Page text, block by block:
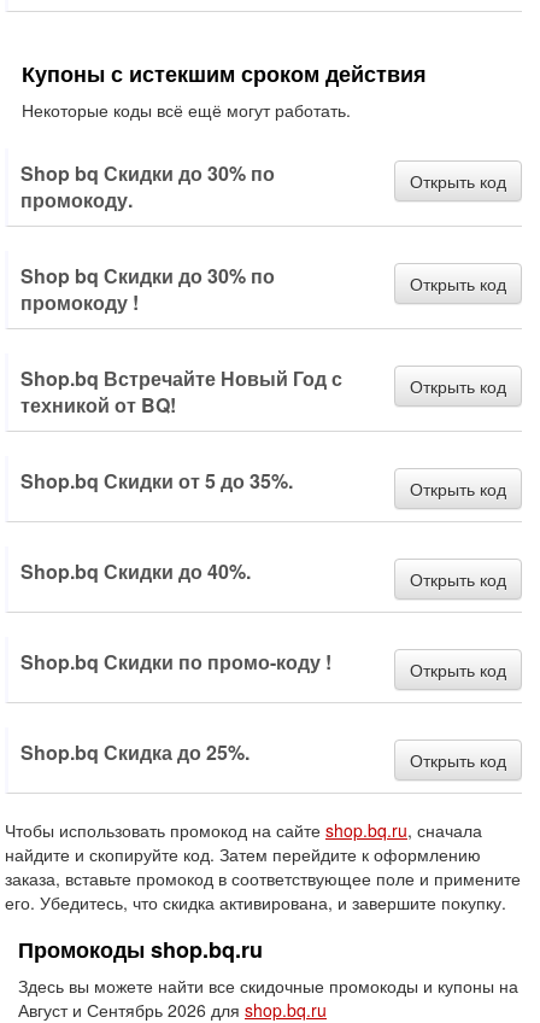
Купоны с истекшим сроком действия
Некоторые коды всё ещё могут работать.
Shop bq Скидки до 30% по
промокоду.
Открыть код
Shop bq Скидки до 30% по
промокоду !
Открыть код
Shop.bq Встречайте Новый Год с
техникой от BQ!
Открыть код
Shop.bq Скидки от 5 до 35%. Открыть код
Shop.bq Скидки до 40%. Открыть код
Shop.bq Скидки по промо-коду ! Открыть код
Shop.bq Скидка до 25%. Открыть код
Чтобы использовать промокод на сайте shop.bq.ru, сначала
найдите и скопируйте код. Затем перейдите к оформлению
заказа, вставьте промокод в соответствующее поле и примените
его. Убедитесь, что скидка активирована, и завершите покупку.
Промокоды shop.bq.ru
Здесь вы можете найти все скидочные промокоды и купоны на
Август и Сентябрь 2026 для shop.bq.ru